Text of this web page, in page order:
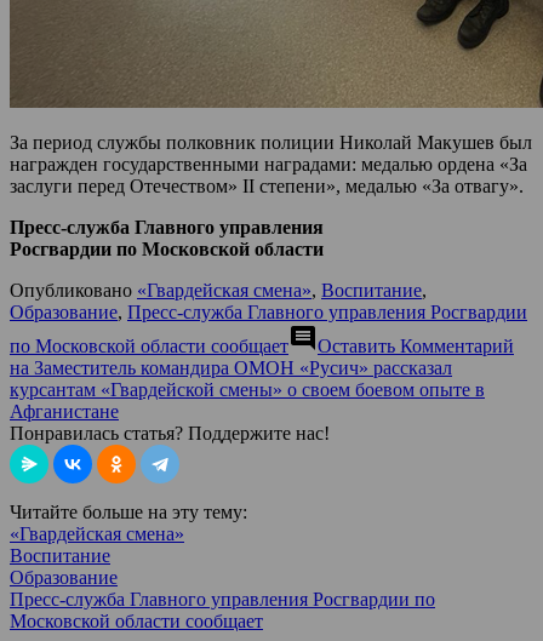
За период службы полковник полиции Николай Макушев был
награжден государственными наградами: медалью ордена «За
заслуги перед Отечеством» II степени», медалью «За отвагу».
Пресс-служба Главного управления
Росгвардии по Московской области
Опубликовано «Гвардейская смена», Воспитание,
Образование, Пресс-служба Главного управления Росгвардии
по Московской области сообщаетcomment Оставить Комментарий
на Заместитель командира ОМОН «Русич» рассказал
курсантам «Гвардейской смены» о своем боевом опыте в
Афганистане
Понравилась статья? Поддержите нас!
Читайте больше на эту тему:
«Гвардейская смена»
Воспитание
Образование
Пресс-служба Главного управления Росгвардии по
Московской области сообщает